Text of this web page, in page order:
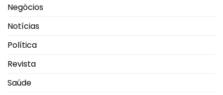
Negócios
Notícias
Política
Revista
Saúde